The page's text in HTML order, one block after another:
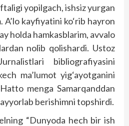
yopilgach, ishsiz yurgan
kayfiyatini ko‘rib hayron
holda hamkasblarim, avvalo
nolib qolishardi. Ustoz
bibliografiyasini
ma’lumot yig‘ayotganini
menga Samarqanddan
berishimni topshirdi.
“Dunyoda hech bir ish